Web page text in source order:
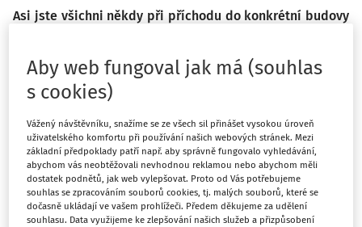
Asi jste všichni někdy při příchodu do konkrétní budovy
tam dýchalo lépe. Podobně to funguje i se školou. Klima
školy (nebo jakékoli jiné instituce) není teoretický
pojem, ale konkrétní zkušenost, kterou vnímáte hned
Když dnes vstoupíte do české školy, rychle poznáte, zda je
to prostředí, kde se dětem, žákům a studentům dobře žije.
Ukazuje se to v drobnostech - v tom, jak spolu mluví o
přestávce, jak reagují na učitele nebo jak otevřeně sdílejí,
Aby web fungoval jak má (souhlas
s cookies)
Vážený návštěvníku, snažíme se ze všech sil přinášet vysokou úroveň
uživatelského komfortu při používání našich webových stránek. Mezi
základní předpoklady patří např. aby správně fungovalo vyhledávání,
abychom vás neobtěžovali nevhodnou reklamou nebo abychom měli
dostatek podnětů, jak web vylepšovat. Proto od Vás potřebujeme
souhlas se zpracováním souborů cookies, tj. malých souborů, které se
dočasně ukládají ve vašem prohlížeči. Předem děkujeme za udělení
souhlasu. Data využijeme ke zlepšování našich služeb a přizpůsobení